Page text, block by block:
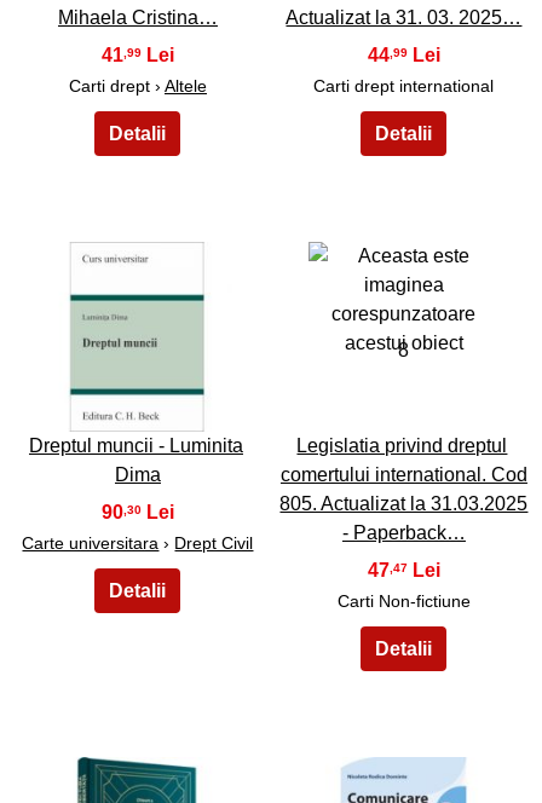
Mihaela Cristina…
41 ,99
Carti drept › Altele
Actualizat la 31. 03. 2025…
44 ,99
Carti drept international
7
Dreptul muncii - Luminita
Dima
90,30
Carte universitara › Drept Civil
8
Legislatia privind dreptul
comertului international. Cod
805. Actualizat la 31.03.2025
- Paperback…
47,47
Carti Non-fictiune